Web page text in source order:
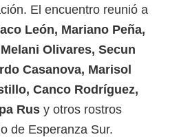
El encuentro reunió a
León, Mariano Peña,
Olivares, Secun
Casanova, Marisol
Canco Rodríguez,
Rus y otros rostros
de Esperanza Sur.